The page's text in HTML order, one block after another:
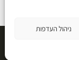
ניהול העדפות